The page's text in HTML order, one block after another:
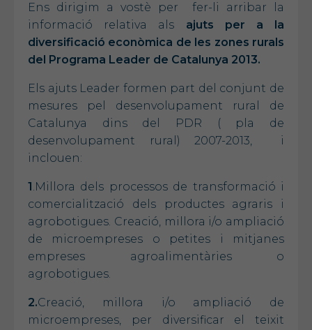
Ens dirigim a vostè per fer-li arribar la
informació relativa als ajuts per a la
diversificació econòmica de les zones rurals
del Programa Leader de Catalunya 2013.
Els ajuts Leader formen part del conjunt de
mesures pel desenvolupament rural de
Catalunya dins del PDR ( pla de
desenvolupament rural) 2007-2013, i
inclouen:
1 .Millora dels processos de transformació i
comercialització dels productes agraris i
agrobotigues. Creació, millora i/o ampliació
de microempreses o petites i mitjanes
empreses agroalimentàries o
agrobotigues.
2.Creació, millora i/o ampliació de
microempreses, per diversificar el teixit